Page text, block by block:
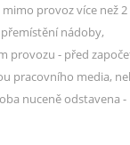
mimo provoz více
nádoby,
provozu - před
pracovního media,
nuceně odstavena